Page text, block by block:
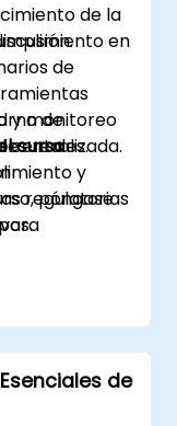
de la
en
y monitoreo
centralizada.
y
regulatorias
de
de
reales.
curso
póngase
de